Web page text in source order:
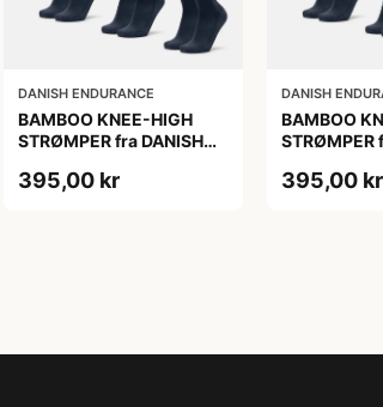
DANISH ENDURANCE
BAMBOO KNEE-HIGH
STRØMPER fra DANISH
6-Pak, Knæhøj, Bambus,
395,00 kr
DANISH
BAMBOO
STRØMPER
6-Pak,
395,00 kr